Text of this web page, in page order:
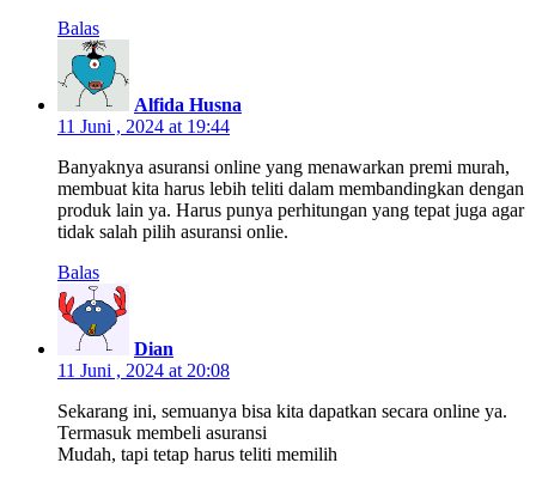
Balas
Alfida Husna
11 Juni , 2024 at 19:44
Banyaknya asuransi online yang menawarkan premi murah,
membuat kita harus lebih teliti dalam membandingkan dengan
produk lain ya. Harus punya perhitungan yang tepat juga agar
tidak salah pilih asuransi onlie.
Balas
Dian
11 Juni , 2024 at 20:08
Sekarang ini, semuanya bisa kita dapatkan secara online ya.
Termasuk membeli asuransi
Mudah, tapi tetap harus teliti memilih